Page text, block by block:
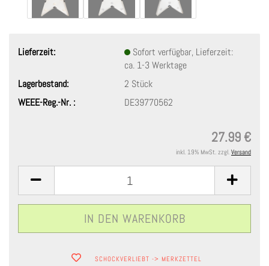
Lieferzeit:
Sofort verfügbar, Lieferzeit:
ca. 1-3 Werktage
Lagerbestand:
2 Stück
WEEE-Reg.-Nr. :
DE39770562
27.99 €
inkl. 19% MwSt. zzgl. Versand
SCHOCKVERLIEBT -> MERKZETTEL